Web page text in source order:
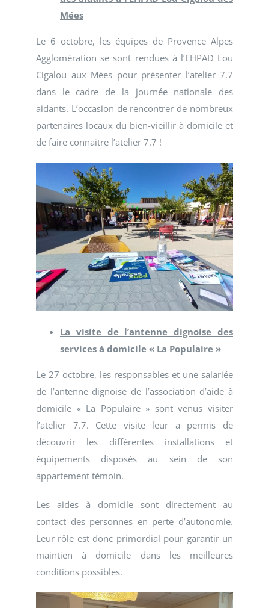
Mées
Le 6 octobre, les équipes de Provence Alpes
Agglomération se sont rendues à l’EHPAD Lou
Cigalou aux Mées pour présenter l’atelier 7.7
dans le cadre de la journée nationale des
aidants. L’occasion de rencontrer de nombreux
partenaires locaux du bien-vieillir à domicile et
de faire connaitre l’atelier 7.7 !
La visite de l’antenne dignoise des
services à domicile « La Populaire »
Le 27 octobre, les responsables et une salariée
de l’antenne dignoise de l’association d’aide à
domicile « La Populaire » sont venus visiter
l’atelier 7.7. Cette visite leur a permis de
découvrir les différentes installations et
équipements disposés au sein de son
appartement témoin.
Les aides à domicile sont directement au
contact des personnes en perte d’autonomie.
Leur rôle est donc primordial pour garantir un
maintien à domicile dans les meilleures
conditions possibles.